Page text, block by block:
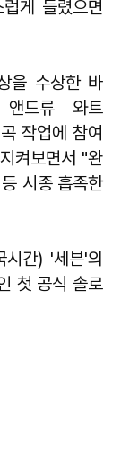
게 들렸으면
을 수상한 바
드류 와트
작업에 참여
켜보면서 "완
시종 흡족한
간) '세븐'의
첫 공식 솔로